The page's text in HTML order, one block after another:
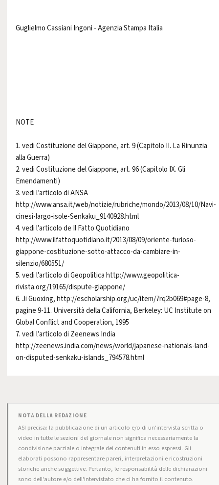
Guglielmo Cassiani Ingoni - Agenzia Stampa Italia
NOTE
1. vedi Costituzione del Giappone, art. 9 (Capitolo II. La Rinunzia
alla Guerra)
2. vedi Costituzione del Giappone, art. 96 (Capitolo IX. Gli
Emendamenti)
3. vedi l’articolo di ANSA
http://www.ansa.it/web/notizie/rubriche/mondo/2013/08/10/Navi-
cinesi-largo-isole-Senkaku_9140928.html
4. vedi l’articolo de Il Fatto Quotidiano
http://www.ilfattoquotidiano.it/2013/08/09/oriente-furioso-
giappone-costituzione-sotto-attacco-da-cambiare-in-
silenzio/680551/
5. vedi l’articolo di Geopoliticahttp://www.geopolitica-
rivista.org/19165/dispute-giappone/
6. Ji Guoxing,http://escholarship.org/uc/item/7rq2b069#page-8,
pagine 9-11. Università della California, Berkeley: UC Institute on
Global Conflict and Cooperation, 1995
7. vedi l’articolo di Zeenews India
http://zeenews.india.com/news/world/japanese-nationals-land-
on-disputed-senkaku-islands_794578.html
NOTA DELLA REDAZIONE
ASI precisa: la pubblicazione di un articolo e/o di un'intervista scritta o
video in tutte le sezioni del giornale non significa necessariamente la
condivisione parziale o integrale dei contenuti in esso espressi. Gli
elaborati possono rappresentare pareri, interpretazioni e ricostruzioni
storiche anche soggettive. Pertanto, le responsabilità delle dichiarazioni
sono dell'autore e/o dell'intervistato che ci ha fornito il contenuto.